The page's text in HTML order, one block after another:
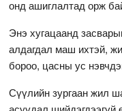
онд ашиглалтад орж
Энэ хугацаанд
алдагдал маш ихтэй,
бороо, цасны ус
Сүүлийн зургаан жил